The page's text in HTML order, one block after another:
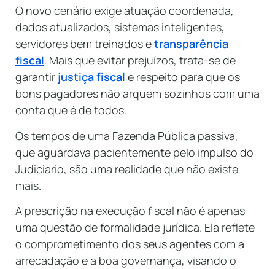
O novo cenário exige atuação coordenada,
dados atualizados, sistemas inteligentes,
servidores bem treinados etransparência
fiscal. Mais que evitar prejuízos, trata-se de
garantir justiça fiscal e respeito para que os
bons pagadores não arquem sozinhos com uma
conta que é de todos.
Os tempos de uma Fazenda Pública passiva,
que aguardava pacientemente pelo impulso do
Judiciário, são uma realidade que não existe
mais.
A prescrição na execução fiscal não é apenas
uma questão de formalidade jurídica. Ela reflete
o comprometimento dos seus agentes com a
arrecadação e a boa governança, visando o